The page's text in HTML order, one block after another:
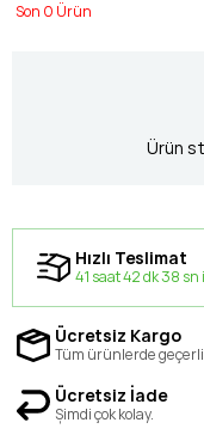
0
Ürün
Hızlı Teslimat
41 saat 42 dk 38
Ücretsiz Kargo
Tüm ürünlerde
Ücretsiz İade
Şimdi çok kolay.